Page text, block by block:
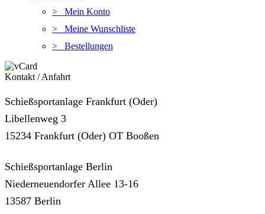
> Mein Konto
> Meine Wunschliste
> Bestellungen
Kontakt / Anfahrt
Schießsportanlage Frankfurt (Oder)
Libellenweg 3
15234 Frankfurt (Oder) OT Booßen
Schießsportanlage Berlin
Niederneuendorfer Allee 13-16
13587 Berlin